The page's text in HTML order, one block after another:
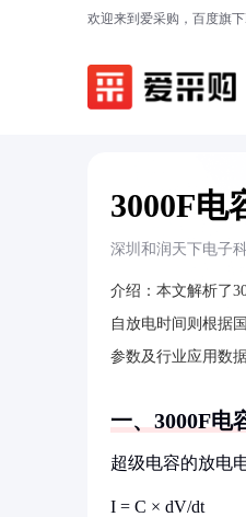
欢迎来到爱采购，百度旗
3000F电
深圳和润天下电子
介绍： 本文解析了
自放电时间则根据
参数及行业应用数据
一、3000F电
超级电容的放电
I = C × dV/dt